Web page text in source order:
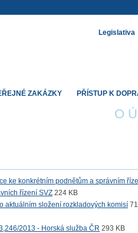
O
ke konkrétním podnětům a správním
řízení SVZ 224 KB
aktuálním složení rozkladových komisí
2013 - Horská služba ČR 293 KB
ZAKÁZKY PŘÍSTUP K
Legislativa